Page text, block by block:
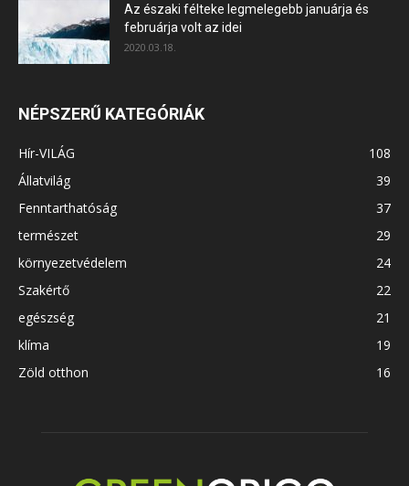
Az északi félteke legmelegebb januárja és
februárja volt az idei
2020.03.18.
NÉPSZERŰ KATEGÓRIÁK
Hír-VILÁG
108
Állatvilág
39
Fenntarthatóság
37
természet
29
környezetvédelem
24
Szakértő
22
egészség
21
klíma
19
Zöld otthon
16